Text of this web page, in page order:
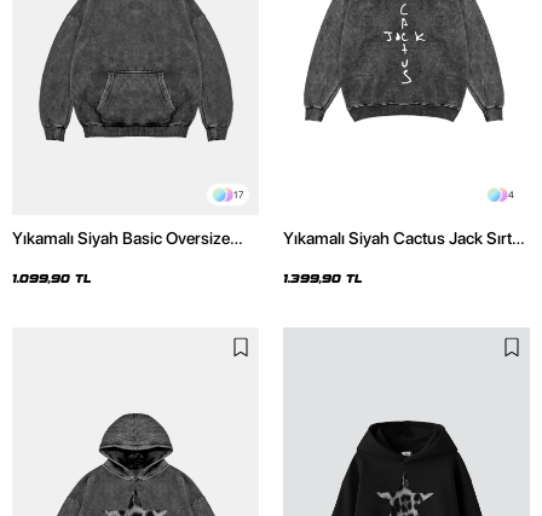
17
Yıkamalı Siyah Basic Oversize
1.099,90 TL
4
Yıkamalı Siyah Cactus Jack Sırt
1.399,90 TL